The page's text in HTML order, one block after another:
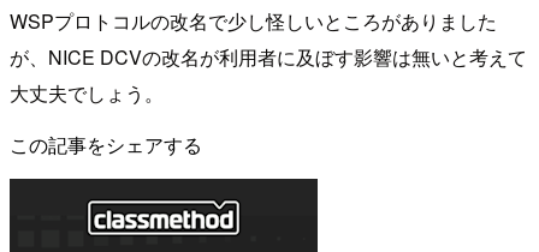
WSPプロトコルの改名で少し怪しいところがありました
が、NICE DCVの改名が利用者に及ぼす影響は無いと考えて
大丈夫でしょう。
この記事をシェアする